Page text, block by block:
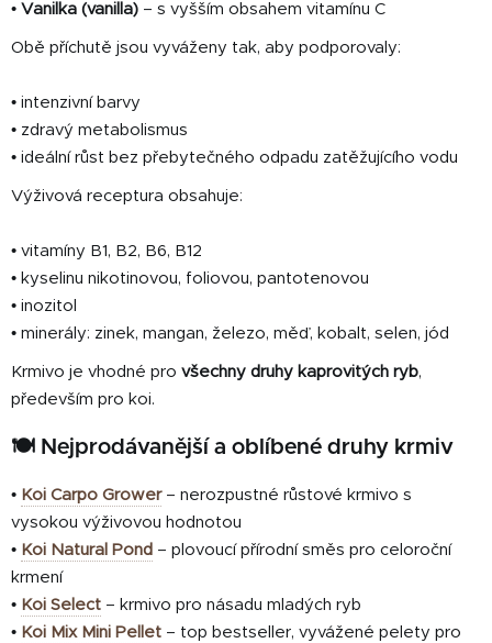
• Vanilka (vanilla) – s vyšším obsahem vitamínu C
Obě příchutě jsou vyváženy tak, aby podporovaly:
• intenzivní barvy
• zdravý metabolismus
• ideální růst bez přebytečného odpadu zatěžujícího vodu
Výživová receptura obsahuje:
• vitamíny B1, B2, B6, B12
• kyselinu nikotinovou, foliovou, pantotenovou
• inozitol
• minerály: zinek, mangan, železo, měď, kobalt, selen, jód
Krmivo je vhodné pro všechny druhy kaprovitých ryb,
především pro koi.
🍽️ Nejprodávanější a oblíbené druhy krmiv
• Koi Carpo Grower– nerozpustné růstové krmivo s
vysokou výživovou hodnotou
• Koi Natural Pond – plovoucí přírodní směs pro celoroční
krmení
• Koi Select – krmivo pro násadu mladých ryb
• Koi Mix Mini Pellet – top bestseller, vyvážené pelety pro